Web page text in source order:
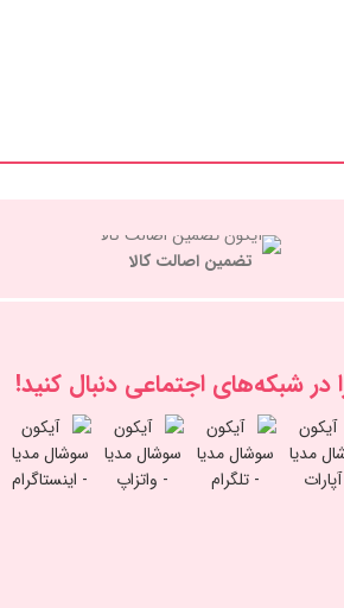
تضمین اصالت کالا
در شبكه‌های اجتماعی دنبال کنید!